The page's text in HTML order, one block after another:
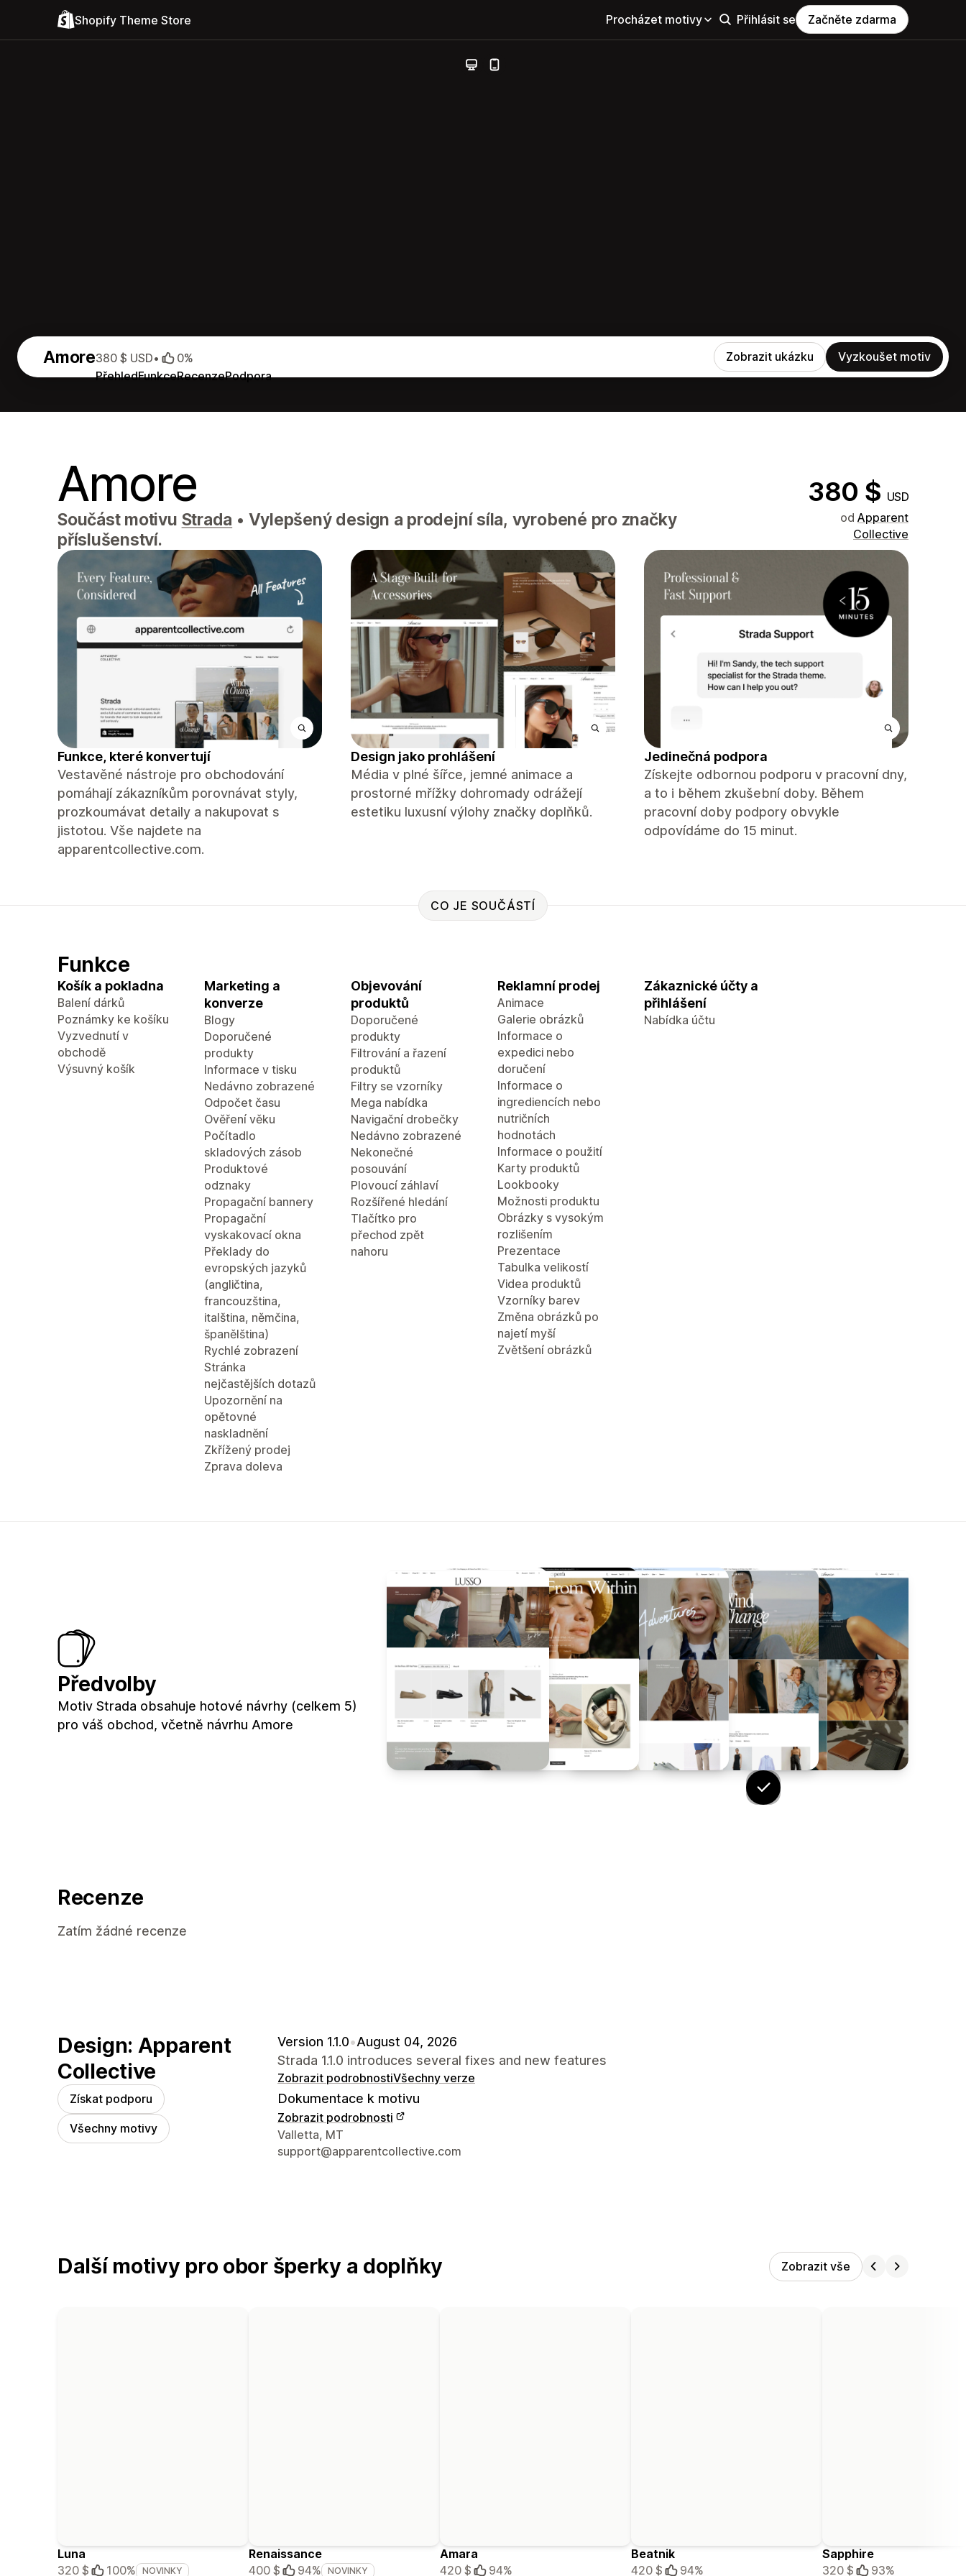
Shopify Theme Store Procházet motivy Přihlásit se Začněte zdarma
Amore
PřehledFunkceRecenzePodpora
380 $ USD• 0% Zobrazit ukázku Vyzkoušet motiv
Amore 380 $ USD
Součást motivu Strada • Vylepšený design a prodejní síla, vyrobené pro značky
příslušenství.
od Apparent
Collective
Funkce, které konvertují
Vestavěné nástroje pro obchodování
pomáhají zákazníkům porovnávat styly,
prozkoumávat detaily a nakupovat s
jistotou. Vše najdete na
apparentcollective.com.
Design jako prohlášení
Média v plné šířce, jemné animace a
prostorné mřížky dohromady odrážejí
estetiku luxusní výlohy značky doplňků.
Jedinečná podpora
Získejte odbornou podporu v pracovní dny,
a to i během zkušební doby. Během
pracovní doby podpory obvykle
odpovídáme do 15 minut.
CO JE SOUČÁSTÍ
Funkce
Košík a pokladna
Balení dárků
Poznámky ke košíku
Vyzvednutí v
obchodě
Výsuvný košík
Marketing a
konverze
Blogy
Doporučené
produkty
Informace v tisku
Nedávno zobrazené
Odpočet času
Ověření věku
Počítadlo
skladových zásob
Produktové
odznaky
Propagační bannery
Propagační
vyskakovací okna
Překlady do
evropských jazyků
(angličtina,
francouzština,
italština, němčina,
španělština)
Rychlé zobrazení
Stránka
nejčastějších dotazů
Upozornění na
opětovné
naskladnění
Zkřížený prodej
Zprava doleva
Objevování
produktů
Doporučené
produkty
Filtrování a řazení
produktů
Filtry se vzorníky
Mega nabídka
Navigační drobečky
Nedávno zobrazené
Nekonečné
posouvání
Plovoucí záhlaví
Rozšířené hledání
Tlačítko pro
přechod zpět
nahoru
Reklamní prodej
Animace
Galerie obrázků
Informace o
expedici nebo
doručení
Informace o
ingrediencích nebo
nutričních
hodnotách
Informace o použití
Karty produktů
Lookbooky
Možnosti produktu
Obrázky s vysokým
rozlišením
Prezentace
Tabulka velikostí
Videa produktů
Vzorníky barev
Změna obrázků po
najetí myší
Zvětšení obrázků
Zákaznické účty a
přihlášení
Nabídka účtu
Předvolby
Motiv Strada obsahuje hotové návrhy (celkem 5)
pro váš obchod, včetně návrhu Amore
Recenze
Zatím žádné recenze
Design: Apparent
Collective
Získat podporu
Všechny motivy
Version 1.1.0•August 04, 2026
Strada 1.1.0 introduces several fixes and new features
Zobrazit podrobnostiVšechny verze
Dokumentace k motivu
Zobrazit podrobnosti
Kontaktní údaje designéra
Valletta, MT
support@apparentcollective.com
Další motivy pro obor šperky a doplňky Zobrazit vše
Luna
320 $
100% NOVINKY
Renaissance
400 $
94% NOVINKY
Amara
420 $
94%
Beatnik
420 $
94%
Sapphire
320 $
93%